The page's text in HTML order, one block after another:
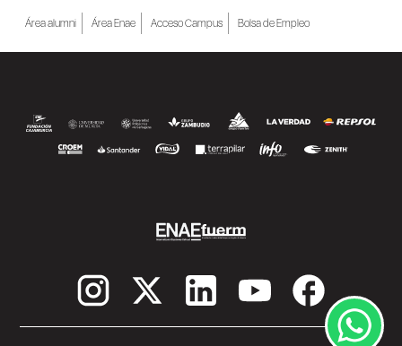
Área alumni Área Enae Acceso Campus Bolsa de Empleo